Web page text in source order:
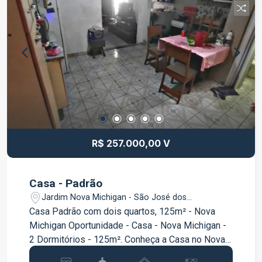
fundos Um imóvel que reúne conforto,
praticidade e excelente aproveitamento dos
espaços, sendo uma ótima opção tanto para
venda quanto para locação. Entre em contato para
mais informações, consulte as condições de
venda e locação e agende uma visita.
R$ 257.000,00 V
Casa - Padrão
Jardim Nova Michigan - São José dos
Campos/SP
Casa Padrão com dois quartos, 125m² - Nova
Michigan Oportunidade - Casa - Nova Michigan -
2 Dormitórios - 125m². Conheça a Casa no Nova
Michigan em São José dos Campos, uma